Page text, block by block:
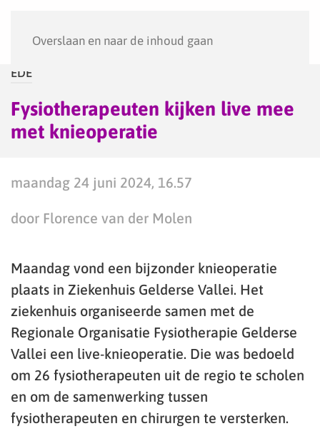
Overslaan en naar de inhoud gaan
EDE
Fysiotherapeuten kijken live mee
met knieoperatie
maandag 24 juni 2024, 16.57
door Florence van der Molen
Maandag vond een bijzonder knieoperatie
plaats in Ziekenhuis Gelderse Vallei. Het
ziekenhuis organiseerde samen met de
Regionale Organisatie Fysiotherapie Gelderse
Vallei een live-knieoperatie. Die was bedoeld
om 26 fysiotherapeuten uit de regio te scholen
en om de samenwerking tussen
fysiotherapeuten en chirurgen te versterken.